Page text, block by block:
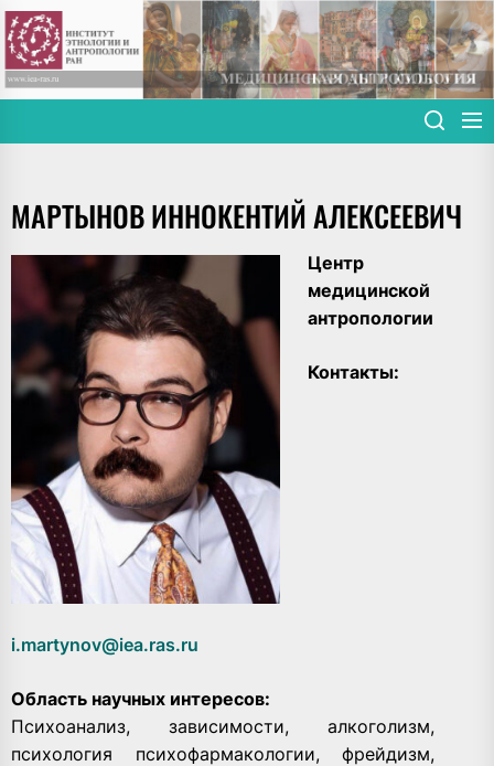
Skip
to
the
content
МАРТЫНОВ ИННОКЕНТИЙ АЛЕКСЕЕВИЧ
Центр
медицинской
антропологии
Контакты:
i.martynov@iea.ras.ru
Область научных интересов:
Психоанализ, зависимости, алкоголизм,
психология психофармакологии, фрейдизм,